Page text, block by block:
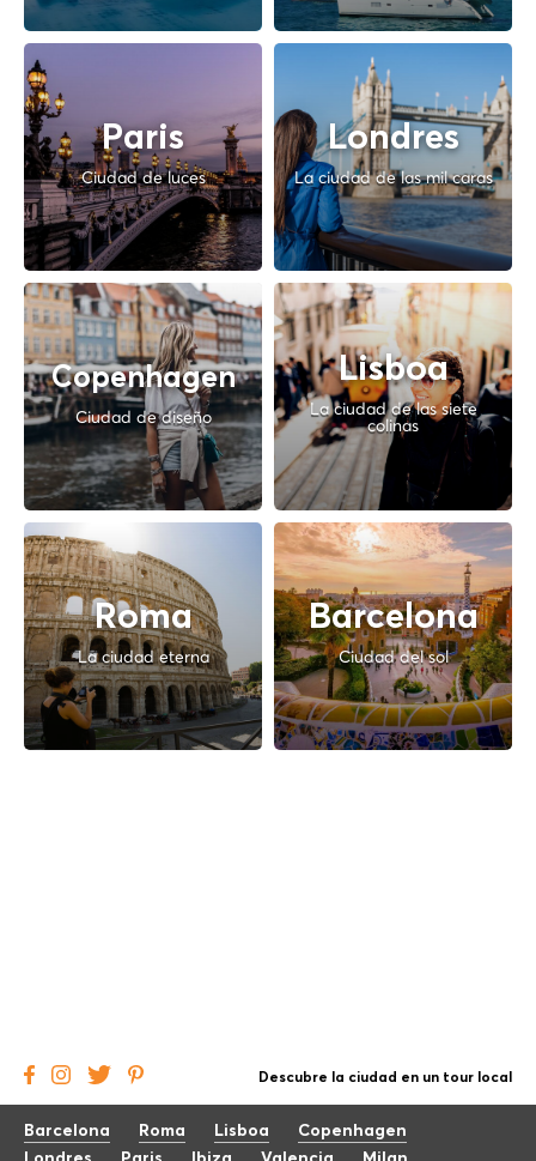
Paris
Ciudad de luces
Londres
La ciudad de las mil caras
Copenhagen
Ciudad de diseño
Lisboa
La ciudad de las siete
colinas
Roma
La ciudad eterna
Barcelona
Ciudad del sol
Descubre la ciudad en un tour local
Barcelona Roma Lisboa
Copenhagen